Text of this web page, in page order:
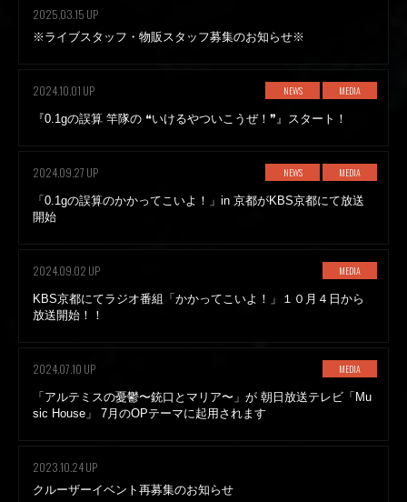
2025.03.15 UP
※ライブスタッフ・物販スタッフ募集のお知らせ※
2024.10.01 UP NEWS MEDIA
『0.1gの誤算 竿隊の ❝いけるやついこうぜ！❞』スタート！
2024.09.27 UP NEWS MEDIA
「0.1gの誤算のかかってこいよ！」in 京都がKBS京都にて放送
開始
2024.09.02 UP MEDIA
KBS京都にてラジオ番組「かかってこいよ！」１０月４日から
放送開始！！
2024.07.10 UP MEDIA
「アルテミスの憂鬱〜銃口とマリア〜」が 朝日放送テレビ「Mu
sic House」 7月のOPテーマに起用されます
2023.10.24 UP
クルーザーイベント再募集のお知らせ